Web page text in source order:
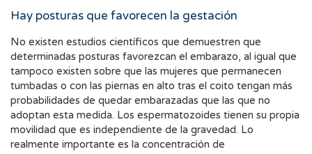
Hay posturas que favorecen la gestación
No existen estudios científicos que demuestren que
determinadas posturas favorezcan el embarazo, al igual que
tampoco existen sobre que las mujeres que permanecen
tumbadas o con las piernas en alto tras el coito tengan más
probabilidades de quedar embarazadas que las que no
adoptan esta medida. Los espermatozoides tienen su propia
movilidad que es independiente de la gravedad. Lo
realmente importante es la concentración de